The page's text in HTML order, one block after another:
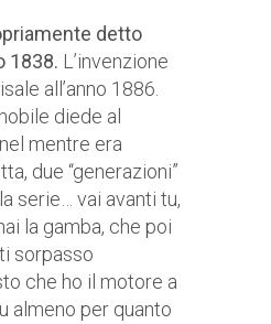
detto
1838. L’invenzione
all’anno 1886.
diede al
mentre era
due “generazioni”
serie… vai avanti tu,
la gamba, che poi
sorpasso
che ho il motore a
almeno per quanto